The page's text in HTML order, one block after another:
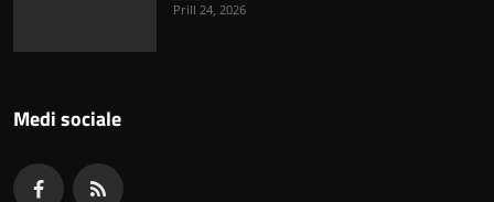
Prill 24, 2026
Medi sociale